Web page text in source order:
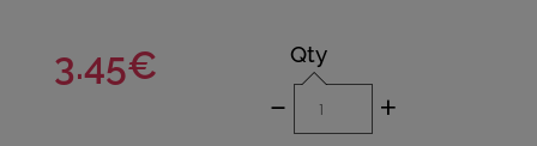
3.45€ Qty
- +